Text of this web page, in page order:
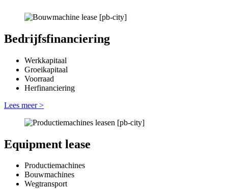
Bedrijfsfinanciering
Werkkapitaal
Groeikapitaal
Voorraad
Herfinanciering
Lees meer >
Equipment lease
Productiemachines
Bouwmachines
Wegtransport